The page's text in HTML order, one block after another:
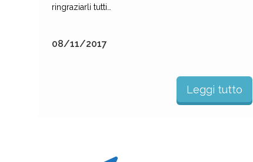
ringraziarli tutti…
08/11/2017
Leggi tutto